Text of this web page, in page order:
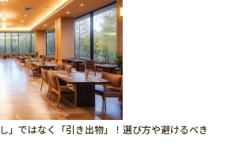
」ではなく「引き出物」！選び方や避けるべき